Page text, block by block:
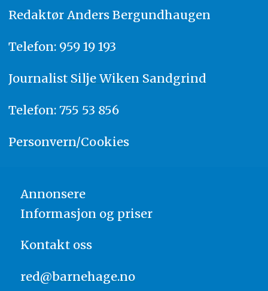
Redaktør Anders Bergundhaugen
Telefon: 959 19 193
Journalist Silje Wiken Sandgrind
Telefon: 755 53 856
Personvern/Cookies
Annonsere
Informasjon og priser
Kontakt oss
red@barnehage.no